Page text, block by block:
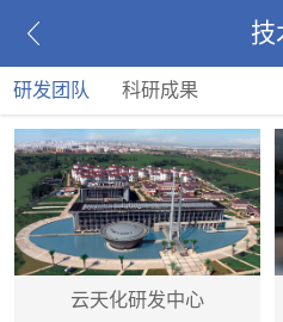
技
研发团队 科研成果
云天化研发中心